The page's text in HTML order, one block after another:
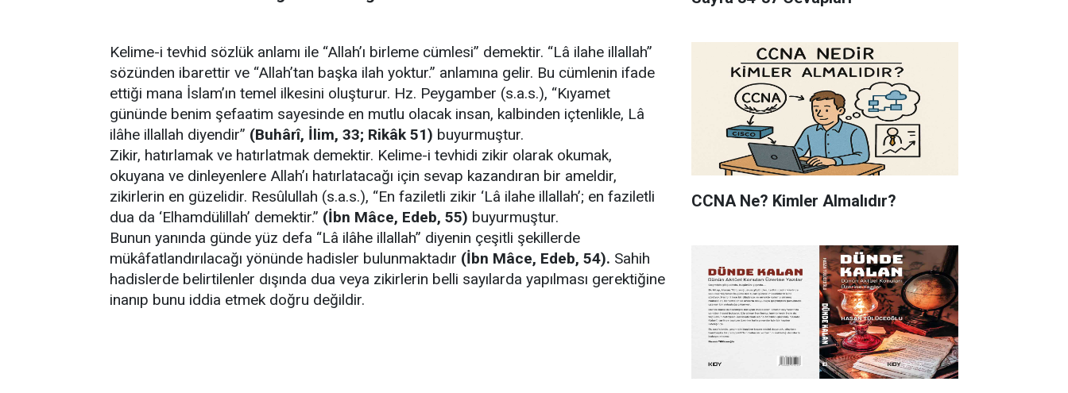
Kelime-i tevhid sözlük anlamı ile “Allah’ı birleme cümlesi” demektir. “Lâ ilahe illallah”
sözünden ibarettir ve “Allah’tan başka ilah yoktur.” anlamına gelir. Bu cümlenin ifade
ettiği mana İslam’ın temel ilkesini oluşturur. Hz. Peygamber (s.a.s.), “Kıyamet
gününde benim şefaatim sayesinde en mutlu olacak insan, kalbinden içtenlikle, Lâ
ilâhe illallah diyendir” (Buhârî, İlim, 33; Rikâk 51) buyurmuştur.
Zikir, hatırlamak ve hatırlatmak demektir. Kelime-i tevhidi zikir olarak okumak,
okuyana ve dinleyenlere Allah’ı hatırlatacağı için sevap kazandıran bir ameldir,
zikirlerin en güzelidir. Resûlullah (s.a.s.), “En faziletli zikir ‘Lâ ilahe illallah’; en faziletli
dua da ‘Elhamdülillah’ demektir.” (İbn Mâce, Edeb, 55) buyurmuştur.
Bunun yanında günde yüz defa “Lâ ilâhe illallah” diyenin çeşitli şekillerde
mükâfatlandırılacağı yönünde hadisler bulunmaktadır (İbn Mâce, Edeb, 54). Sahih
hadislerde belirtilenler dışında dua veya zikirlerin belli sayılarda yapılması gerektiğine
inanıp bunu iddia etmek doğru değildir.
CCNA Ne? Kimler Almalıdır?